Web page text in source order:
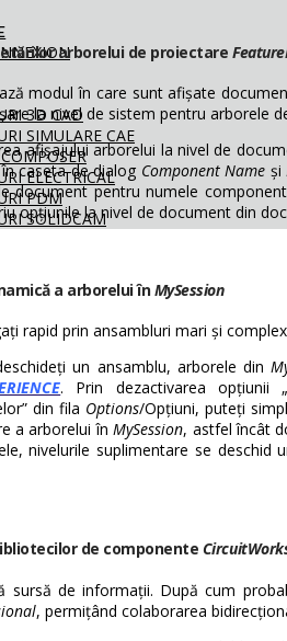
3D CAD
SIMULARE CAE
ELECTRICAL
PDM
SOLIDCAM
arborelui de proiectare
modul în care sunt afișate
la nivel de sistem pentru arborele
afișajului arborelui la nivel de
caseta de dialog Component Name și
document pentru numele
opțiunile la nivel de document din
a arborelui înMySession
rapid prin ansambluri mari și
un ansamblu, arborele din
. Prin dezactivarea opțiunii „
din fila Options/Opțiuni, puteți
a arborelui înMySession, astfel încât
nivelurile suplimentare se
de componente
sursă de informații. După cum
, permițând colaborarea